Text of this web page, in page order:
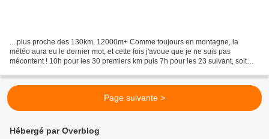
... plus proche des 130km, 12000m+ Comme toujours en montagne, la
météo aura eu le dernier mot, et cette fois j'avoue que je ne suis pas
mécontent ! 10h pour les 30 premiers km puis 7h pour les 23 suivant, soit
Page suivante >
Hébergé par Overblog